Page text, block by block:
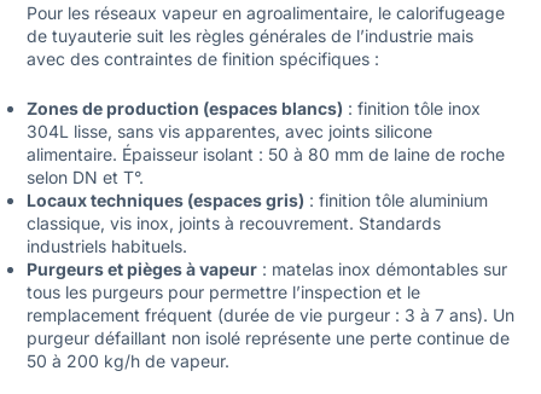
Pour les réseaux vapeur en agroalimentaire, le calorifugeage
de tuyauteriesuit les règles générales de l’industrie mais
avec des contraintes de finition spécifiques :
Zones de production (espaces blancs) : finition tôle inox
304L lisse, sans vis apparentes, avec joints silicone
alimentaire. Épaisseur isolant : 50 à 80 mm de laine de roche
selon DN et T°.
Locaux techniques (espaces gris) : finition tôle aluminium
classique, vis inox, joints à recouvrement. Standards
industriels habituels.
Purgeurs et pièges à vapeur: matelas inox démontables sur
tous les purgeurs pour permettre l’inspection et le
remplacement fréquent (durée de vie purgeur : 3 à 7 ans). Un
purgeur défaillant non isolé représente une perte continue de
50 à 200 kg/h de vapeur.